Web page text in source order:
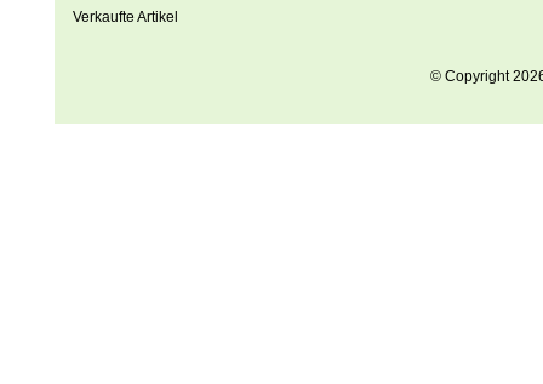
Verkaufte Artikel
© Copyright